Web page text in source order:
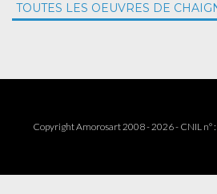
TOUTES LES OEUVRES DE
Copyright Amorosart 2008 - 2026 - CNIL n°